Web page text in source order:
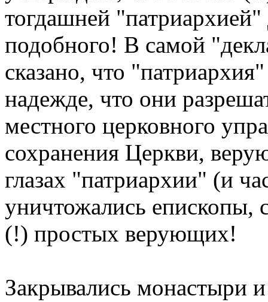
тогдашней
подобного! В самой
сказано, что
надежде, что они
местного церковного
сохранения Церкви,
глазах "патриархии" (и
уничтожались
(!) простых верующих!
Закрывались монастыри